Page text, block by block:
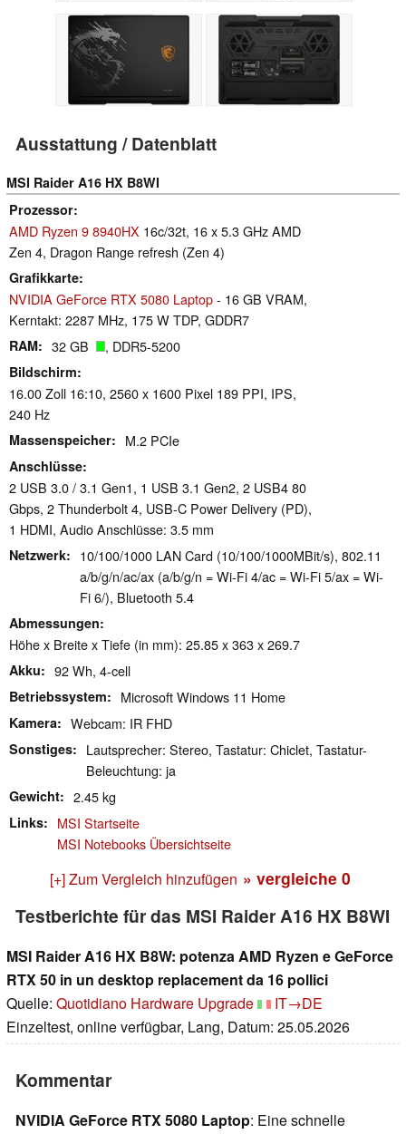
Ausstattung / Datenblatt
MSI Raider A16 HX B8WI
Prozessor
AMD Ryzen 9 8940HX 16c/32t, 16 x 5.3 GHz AMD
Zen 4, Dragon Range refresh (Zen 4)
Grafikkarte
NVIDIA GeForce RTX 5080 Laptop- 16 GB VRAM,
Kerntakt: 2287 MHz, 175 W TDP, GDDR7
RAM 32 GB , DDR5-5200
Bildschirm
16.00 Zoll 16:10, 2560 x 1600 Pixel 189 PPI, IPS,
240 Hz
Massenspeicher M.2 PCIe
Anschlüsse
2 USB 3.0 / 3.1 Gen1, 1 USB 3.1 Gen2, 2 USB4 80
Gbps, 2 Thunderbolt 4, USB-C Power Delivery (PD),
1 HDMI, Audio Anschlüsse: 3.5 mm
Netzwerk
10/100/1000 LAN Card (10/100/1000MBit/s), 802.11
a/b/g/n/ac/ax (a/b/g/n = Wi-Fi 4/ac = Wi-Fi 5/ax = Wi-
Fi 6/), Bluetooth 5.4
Abmessungen
Höhe x Breite x Tiefe (in mm): 25.85 x 363 x 269.7
Akku 92 Wh, 4-cell
Betriebssystem Microsoft Windows 11 Home
Kamera Webcam: IR FHD
Sonstiges
Lautsprecher: Stereo, Tastatur: Chiclet, Tastatur-
Beleuchtung: ja
Gewicht 2.45 kg
Links
MSI Startseite
MSI Notebooks Übersichtseite
[+] Zum Vergleich hinzufügen » vergleiche 0
Testberichte für das MSI Raider A16 HX B8WI
MSI Raider A16 HX B8W: potenza AMD Ryzen e GeForce
RTX 50 in un desktop replacement da 16 pollici
Quelle: Quotidiano Hardware Upgrade
IT→DE
Einzeltest, online verfügbar, Lang, Datum: 25.05.2026
Kommentar
NVIDIA GeForce RTX 5080 Laptop: Eine schnelle